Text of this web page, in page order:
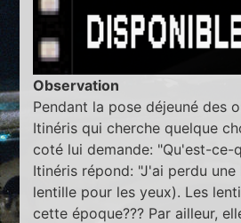
Observation
Pendant la pose déjeuné des
Itinéris qui cherche quelque
coté lui demande: "Qu'est-ce-
Itinéris répond: "J'ai perdu
lentille pour les yeux). Les
cette époque??? Par ailleur,